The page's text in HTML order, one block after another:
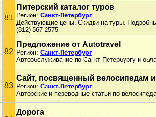
81
Питерский каталог туров
Регион: Санкт-Петербург
Действующие цены. Скидки на туры.
(812) 567-2575
82
Предложение от Autotravel
Регион: Санкт-Петербург
Автообслуживание по Санкт-Петербургу и
83
Сайт, посвященный велосипедам
Регион: Санкт-Петербург
Авторские и переводные статьи по
Дорога